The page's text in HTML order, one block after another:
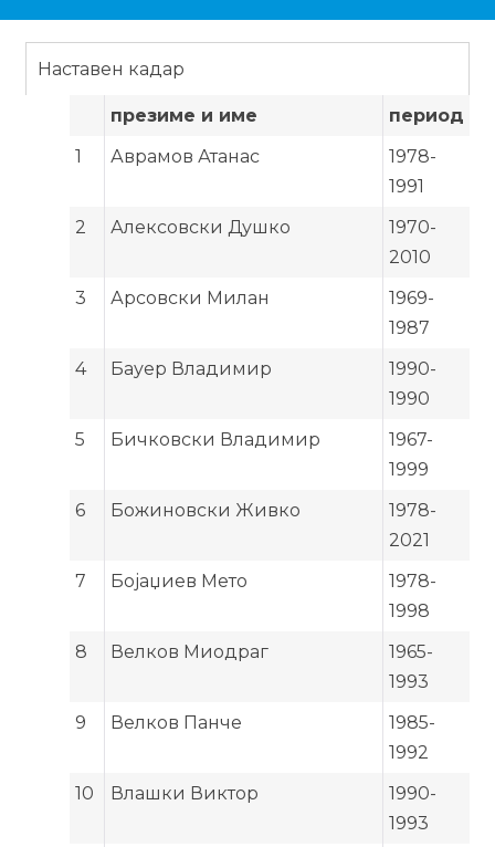
Наставен кадар
презиме и име
период
1
Аврамов Атанас
1978-
1991
2
Алексовски Душко
1970-
2010
3
Арсовски Милан
1969-
1987
4
Бауер Владимир
1990-
1990
5
Бичковски Владимир
1967-
1999
6
Божиновски Живко
1978-
2021
7
Бојаџиев Мето
1978-
1998
8
Велков Миодраг
1965-
1993
9
Велков Панче
1985-
1992
10
Влашки Виктор
1990-
1993